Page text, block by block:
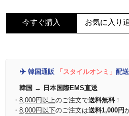
今すぐ購入 お気に入り
✈️ 韓国通販 「スタイルオンミ」 配
韓国 → 日本国際EMS直送
・ 8,000円以上のご注文で送料無料！
・ 8,000円以下のご注文は送料1,000円